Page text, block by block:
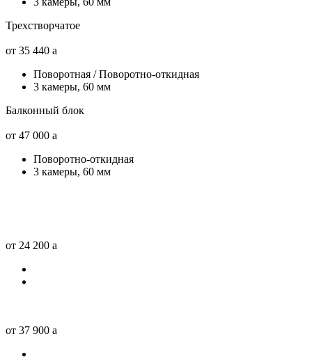
Трехстворчатое
от 35 440 a
Поворотная / Поворотно-откидная
3 камеры, 60 мм
Балконный блок
от 47 000 a
Поворотно-откидная
3 камеры, 60 мм
от 24 200 a
от 37 900 a